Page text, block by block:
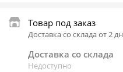
Товар под заказ
Доставка со склада от 2
Доставка со склада
Недоступно